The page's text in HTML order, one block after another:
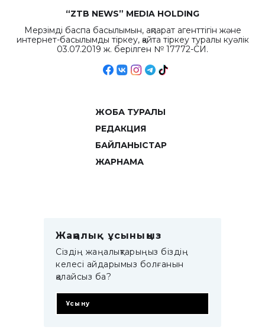
“ZTB NEWS” MEDIA HOLDING
Мерзімді баспа басылымын, ақпарат агенттігін және
интернет-басылымды тіркеу, қайта тіркеу туралы куәлік
03.07.2019 ж. берілген № 17772-СИ.
ЖОБА ТУРАЛЫ
РЕДАКЦИЯ
БАЙЛАНЫСТАР
ЖАРНАМА
Жаңалық ұсыныңыз
Сіздің жаңалықтарыңыз біздің
келесі айдарымыз болғанын
қалайсыз ба?
Ұсыну